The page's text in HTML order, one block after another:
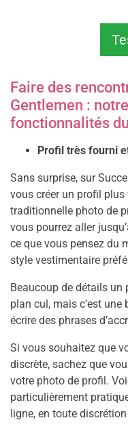
Faire des
Gentlemen :
fonctionnalités
Profil très fourni
Sans surprise, sur
vous créer un profil plus
traditionnelle photo de
vous pourrez aller
ce que vous pensez du
style vestimentaire
Beaucoup de détails un
plan cul, mais c’est une
écrire des phrases
Si vous souhaitez que
discrète, sachez que
votre photo de profil.
particulièrement
ligne, en toute discrétion